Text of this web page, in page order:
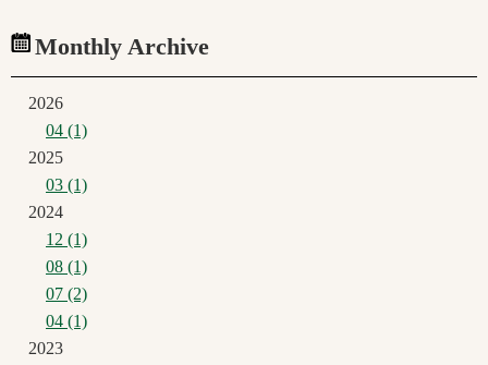
Monthly Archive
2026
04 (1)
2025
03 (1)
2024
12 (1)
08 (1)
07 (2)
04 (1)
2023